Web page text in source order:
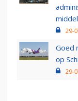
29-
Goed
op
29-